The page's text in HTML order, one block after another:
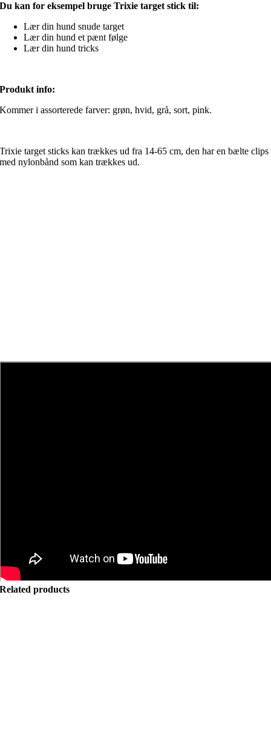
Du kan for eksempel bruge Trixie target stick til:
Lær din hund snude target
Lær din hund et pænt følge
Lær din hund tricks
Produkt info:
Kommer i assorterede farver: grøn, hvid, grå, sort, pink.
Trixie target sticks kan trækkes ud fra 14-65 cm, den har en bælte clips
med nylonbånd som kan trækkes ud.
Related products